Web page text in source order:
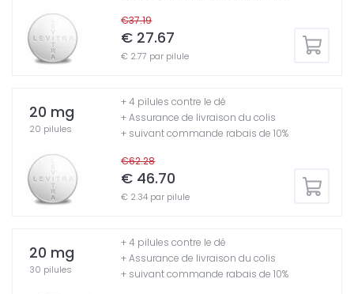
€37.19
€ 27.67
€ 2.77 par pilule
20 mg
20 pilules
€62.28
€ 46.70
€ 2.34 par pilule
+ 4 pilules contre le dé
+ Assurance de livraison du colis
+ suivant commande rabais de 10%
20 mg
30 pilules
+ 4 pilules contre le dé
+ Assurance de livraison du colis
+ suivant commande rabais de 10%